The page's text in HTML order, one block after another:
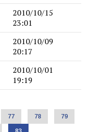
2010/10/15
23:01
2010/10/09
20:17
2010/10/01
19:19
Page
77 Page
78 Page
79